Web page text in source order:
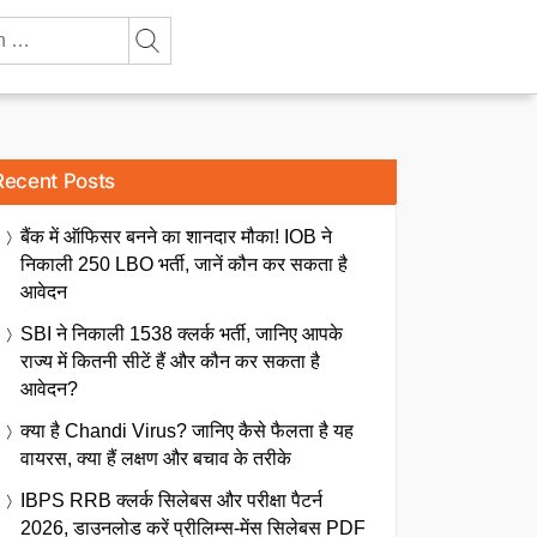
Posts
बैंक में ऑफिसर बनने का शानदार मौका! IOB ने
निकाली 250 LBO भर्ती, जानें कौन कर सकता है
आवेदन
SBI ने निकाली 1538 क्लर्क भर्ती, जानिए आपके
राज्य में कितनी सीटें हैं और कौन कर सकता है
आवेदन?
क्या है Chandi Virus? जानिए कैसे फैलता है यह
वायरस, क्या हैं लक्षण और बचाव के तरीके
IBPS RRB क्लर्क सिलेबस और परीक्षा पैटर्न
2026, डाउनलोड करें प्रीलिम्स-मेंस सिलेबस PDF